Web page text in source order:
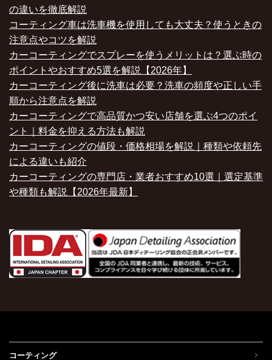
の違いを徹底解説
コーティング車は洗車機を使用しても大丈夫？使うときの
注意点やコツを解説
カーコーティングでスプレーを使うメリットは？選ぶ時の
ポイントやおすすめ5選を解説【2026年】
カーコーティング後に洗車は必要？洗車の頻度や正しい手
順から注意点を解説
カーコーティングで高品質かつ安い店舗を選ぶ4つのポイ
ント｜料金を抑える方法も解説
カーコーティングの値段・価格相場を解説｜種類や依頼先
による違いも紹介
カーコーティングの専門店・業者おすすめ10選｜選定基準
や種類も解説【2026年最新】
コーティング